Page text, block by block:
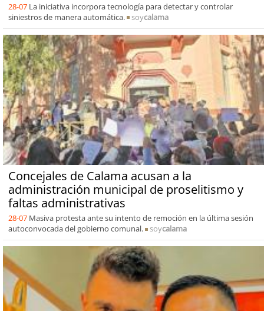
28-07 La iniciativa incorpora tecnología para detectar y controlar
siniestros de manera automática.
soycalama
Concejales de Calama acusan a la
administración municipal de proselitismo y
faltas administrativas
28-07 Masiva protesta ante su intento de remoción en la última sesión
autoconvocada del gobierno comunal.
soycalama